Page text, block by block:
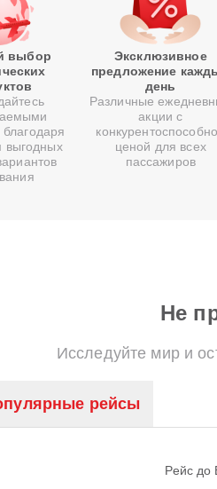
выбор
выгодных
Эксклюзивное
предложение
день
Различные
акции с
ценой для всех
пассажиров
Не
Исследуйте мир и
рейсы
Рейс до